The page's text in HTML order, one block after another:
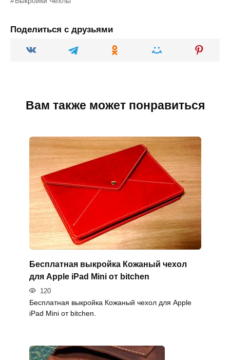
Поделиться с друзьями
Вам также может понравиться
Бесплатная выкройка Кожаный чехол
для Apple iPad Mini от bitchen
120
Бесплатная выкройка Кожаный чехол для Apple
iPad Mini от bitchen.